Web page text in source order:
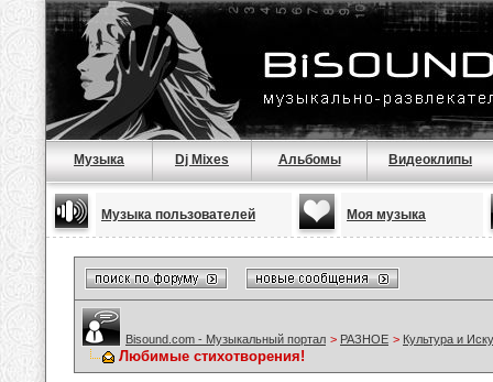
Музыка Dj Mixes Альбомы Видеоклипы
Музыка пользователей Моя музыка
Bisound.com - Музыкальный портал > РАЗНОЕ > Культура и
Любимые стихотворения!